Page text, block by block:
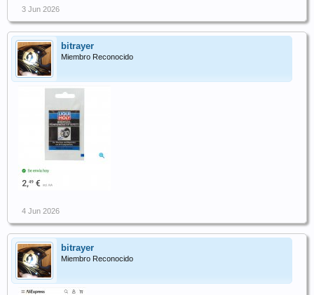
3 Jun 2026
bitrayer
Miembro Reconocido
4 Jun 2026
bitrayer
Miembro Reconocido